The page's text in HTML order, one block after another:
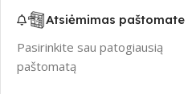
Atsiėmimas paštomate
Pasirinkite sau patogiausią
paštomatą